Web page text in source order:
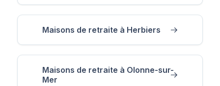
Maisons de retraite à Herbiers
Maisons de retraite à Olonne-sur-
Mer